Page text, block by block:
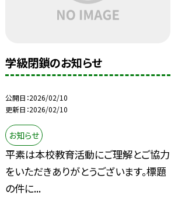
学級閉鎖のお知らせ
公開日 2026/02/10
更新日 2026/02/10
お知らせ
平素は本校教育活動にご理解とご協力
をいただきありがとうございます。標題
の件に...